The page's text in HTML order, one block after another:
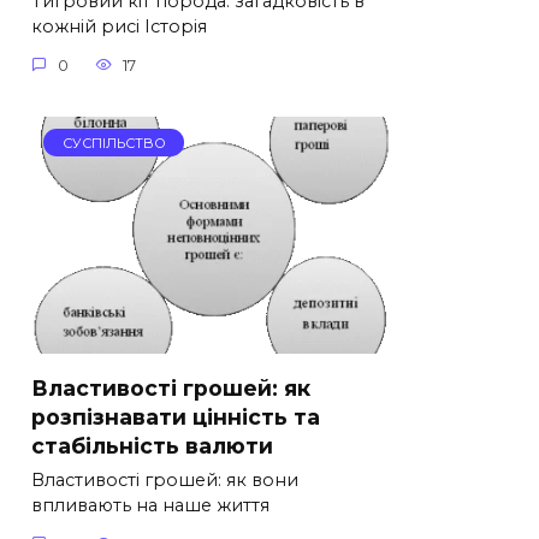
кожній рисі Історія
0 17
СУСПІЛЬСТВО
Властивості грошей: як
розпізнавати цінність та
стабільність валюти
Властивості грошей: як вони
впливають на наше життя